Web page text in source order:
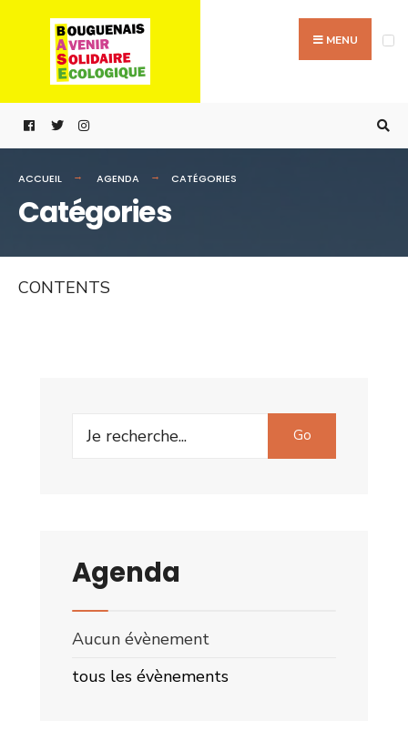
contenu
MENU
ACCUEIL AGENDA CATÉGORIES
Catégories
CONTENTS
Search
Go
Agenda
Aucun évènement
tous les évènements
for: